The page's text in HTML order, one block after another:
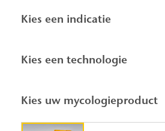
Kies een indicatie
Kies een technologie
Kies uw mycologieproduct